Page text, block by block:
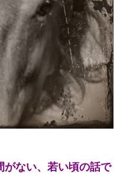
がない、若い頃の話で